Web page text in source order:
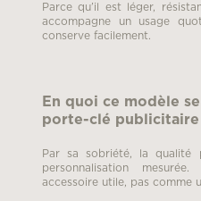
Parce qu’il est léger,
accompagne un usage
conserve facilement.
En quoi ce modèle
porte-clé publicitaire
Par sa sobriété, la qualité
personnalisation
accessoire utile, pas comme